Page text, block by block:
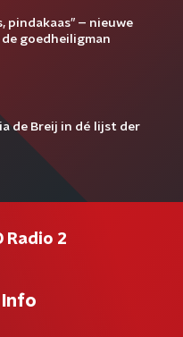
pindakaas” – nieuwe
de goedheiligman
de Breij in dé lijst der
Radio 2
Info